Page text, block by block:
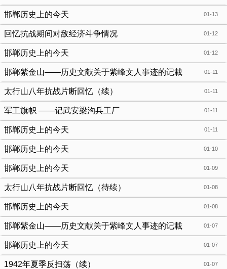
01-13
邯郸历史上的今天
01-12
回忆抗战期间对敌经济斗争情况
01-12
邯郸历史上的今天
01-11
邯郸紫金山——历史文献关于紫峰文人事迹的记載
（续） 01-11
太行山八年抗战片断回忆（续）
01-11
军工旗帜 ——记武安梁沟兵工厂
01-11
邯郸历史上的今天
01-10
邯郸历史上的今天
01-09
邯郸历史上的今天
01-08
太行山八年抗战片断回忆（待续）
01-08
邯郸历史上的今天
01-07
邯郸紫金山——历史文献关于紫峰文人事迹的记載
（续） 01-07
邯郸历史上的今天
01-07
1942年夏季反扫荡（续）